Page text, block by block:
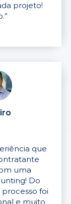
projeto!
que
uma
Do
foi
e muito